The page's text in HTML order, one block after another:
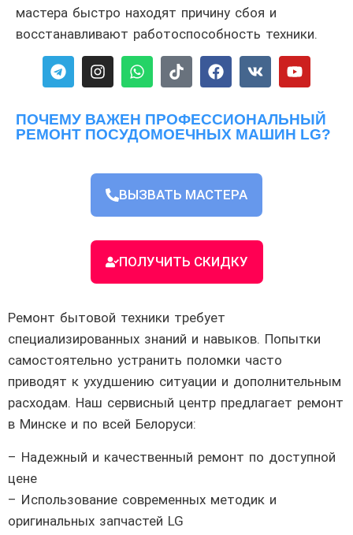
мастера быстро находят причину сбоя и
восстанавливают работоспособность техники.
ПОЧЕМУ ВАЖЕН ПРОФЕССИОНАЛЬНЫЙ
РЕМОНТ ПОСУДОМОЕЧНЫХ МАШИН LG?
ВЫЗВАТЬ МАСТЕРА
ПОЛУЧИТЬ СКИДКУ
Ремонт бытовой техники требует
специализированных знаний и навыков. Попытки
самостоятельно устранить поломки часто
приводят к ухудшению ситуации и дополнительным
расходам. Наш сервисный центр предлагает ремонт
в Минске и по всей Белоруси:
– Надежный и качественный ремонт по доступной
цене
– Использование современных методик и
оригинальных запчастей LG